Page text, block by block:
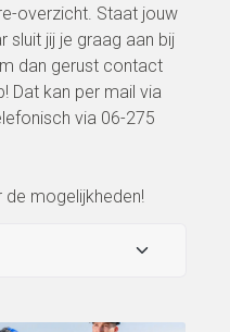
overzicht. Staat jouw
sluit jij je graag aan bij
dan gerust contact
Dat kan per mail via
via 06-275
de mogelijkheden!